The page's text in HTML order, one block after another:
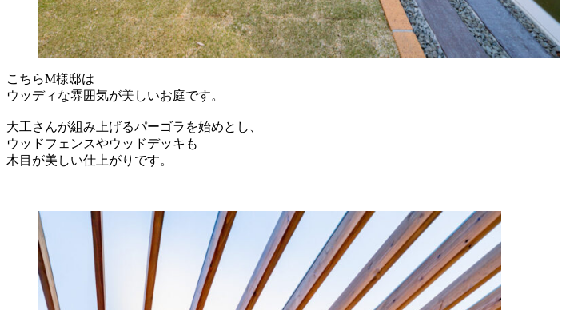
こちらM様邸は
ウッディな雰囲気が美しいお庭です。
大工さんが組み上げるパーゴラを始めとし、
ウッドフェンスやウッドデッキも
木目が美しい仕上がりです。